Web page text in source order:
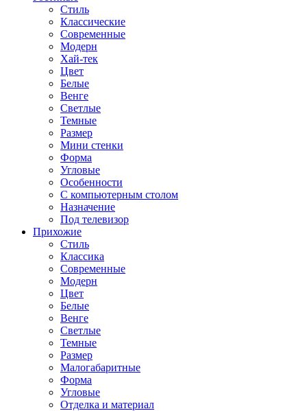
Стиль
Классические
Современные
Модерн
Хай-тек
Цвет
Белые
Венге
Светлые
Темные
Размер
Мини стенки
Форма
Угловые
Особенности
С компьютерным столом
Назначение
Под телевизор
Прихожие
Стиль
Классика
Современные
Модерн
Цвет
Белые
Венге
Светлые
Темные
Размер
Малогабаритные
Форма
Угловые
Отделка и материал